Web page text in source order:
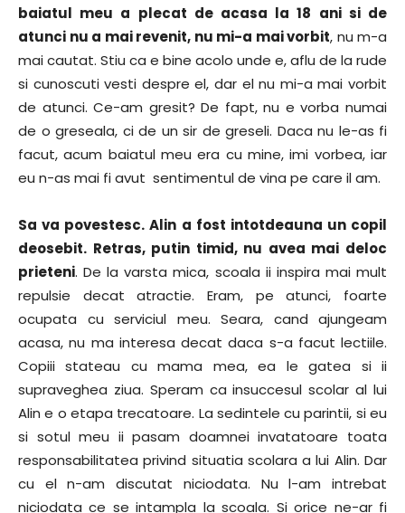
baiatul meu a plecat de acasa la 18 ani si de
atunci nu a mai revenit, nu mi-a mai vorbit, nu m-a
mai cautat. Stiu ca e bine acolo unde e, aflu de la rude
si cunoscuti vesti despre el, dar el nu mi-a mai vorbit
de atunci. Ce-am gresit? De fapt, nu e vorba numai
de o greseala, ci de un sir de greseli. Daca nu le-as fi
facut, acum baiatul meu era cu mine, imi vorbea, iar
eu n-as mai fi avut sentimentul de vina pe care il am.
Sa va povestesc. Alin a fost intotdeauna un copil
deosebit. Retras, putin timid, nu avea mai deloc
prieteni. De la varsta mica, scoala ii inspira mai mult
repulsie decat atractie. Eram, pe atunci, foarte
ocupata cu serviciul meu. Seara, cand ajungeam
acasa, nu ma interesa decat daca s-a facut lectiile.
Copiii stateau cu mama mea, ea le gatea si ii
supraveghea ziua. Speram ca insuccesul scolar al lui
Alin e o etapa trecatoare. La sedintele cu parintii, si eu
si sotul meu ii pasam doamnei invatatoare toata
responsabilitatea privind situatia scolara a lui Alin. Dar
cu el n-am discutat niciodata. Nu l-am intrebat
niciodata ce se intampla la scoala. Si orice ne-ar fi